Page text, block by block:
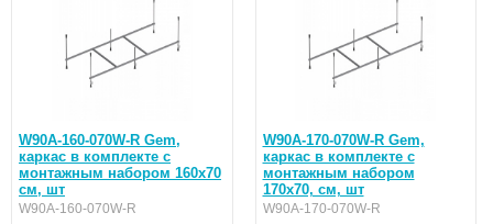
W90A-160-070W-R Gem,
каркас в комплекте с
монтажным набором 160х70
см, шт
W90A-160-070W-R
W90A-170-070W-R Gem,
каркас в комплекте с
монтажным набором
170х70, см, шт
W90A-170-070W-R